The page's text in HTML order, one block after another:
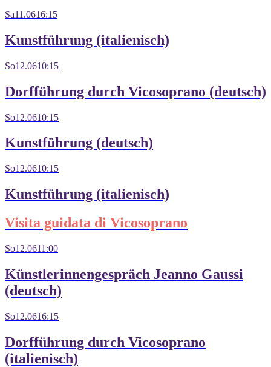
Sa11.0616:15
Kunstführung (italienisch)
So12.0610:15
Dorfführung durch Vicosoprano (deutsch)
So12.0610:15
Kunstführung (deutsch)
So12.0610:15
Kunstführung (italienisch)
Visita guidata di Vicosoprano
So12.0611:00
Künstlerinnengespräch Jeanno Gaussi
(deutsch)
So12.0616:15
Dorfführung durch Vicosoprano
(italienisch)